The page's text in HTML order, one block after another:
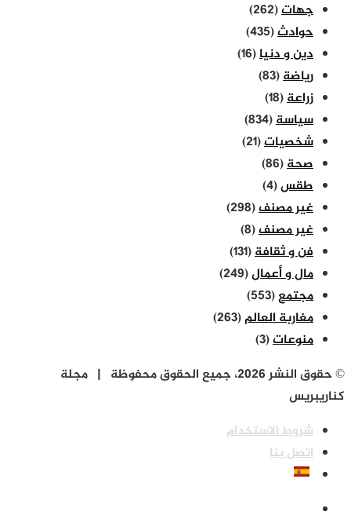
جهات(262)
حوادث(435)
دين و دنيا(16)
رياضة(83)
زراعة(18)
سياسة(834)
شخصيات(21)
صحة(86)
طقس(4)
غير مصنف(298)
غير مصنف(8)
فن و ثقافة(131)
مال و أعمال(249)
مجتمع(553)
مغاربة العالم(263)
منوعات(3)
© حقوق النشر 2026، جميع الحقوق محفوظة | مجلة
كناريبريس
شروط الاستخدام
اتصل بنا